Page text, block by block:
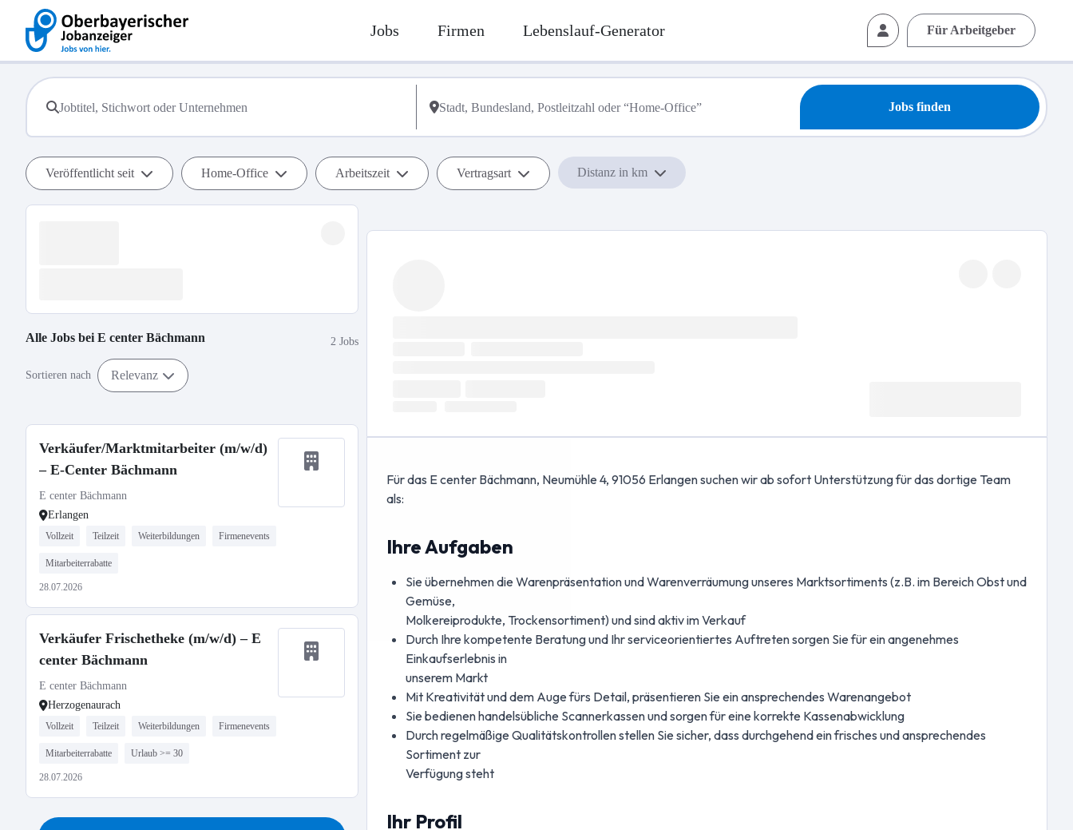
Jobs Firmen Lebenslauf-Generator Für Arbeitgeber
Jobs finden
Veröffentlicht seit Home-Office Arbeitszeit Vertragsart Distanz in km
Alle Jobs bei E center Bächmann 2 Jobs
Sortieren nach Relevanz
Verkäufer/Marktmitarbeiter (m/w/d)
– E-Center Bächmann
E center Bächmann
Erlangen
Vollzeit Teilzeit Weiterbildungen Firmenevents
Mitarbeiterrabatte
28.07.2026
Verkäufer Frischetheke (m/w/d) – E
center Bächmann
E center Bächmann
Herzogenaurach
Vollzeit Teilzeit Weiterbildungen Firmenevents
Mitarbeiterrabatte Urlaub >= 30
28.07.2026